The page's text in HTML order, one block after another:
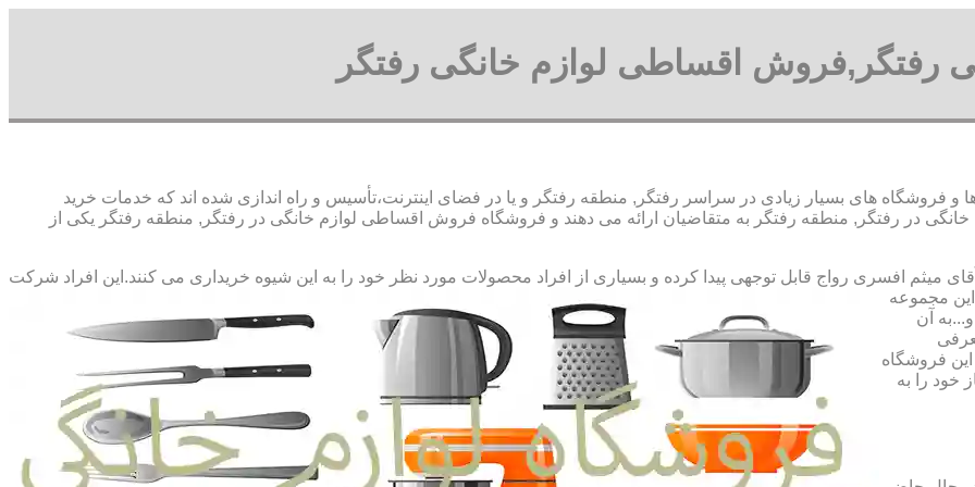
رفتگر,فروش اقساطی لوازم خانگی رفتگر
فروشگاه های بسیار زیادی در سراسر رفتگر, منطقه رفتگر و یا در فضای اینترنت،تأسیس و راه اندازی شده اند که خدمات خرید
در رفتگر, منطقه رفتگر به متقاضیان ارائه می دهند و فروشگاه فروش اقساطی لوازم خانگی در رفتگر, منطقه رفتگر یکی از
رواج قابل توجهی پیدا کرده و بسیاری از افراد محصولات مورد نظر خود را به این شیوه خریداری می کنند.این افراد شرکت
مجموعه
آن
فروشگاه
خود را به